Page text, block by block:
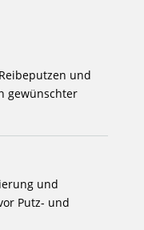
und
gewünschter
und
Putz- und